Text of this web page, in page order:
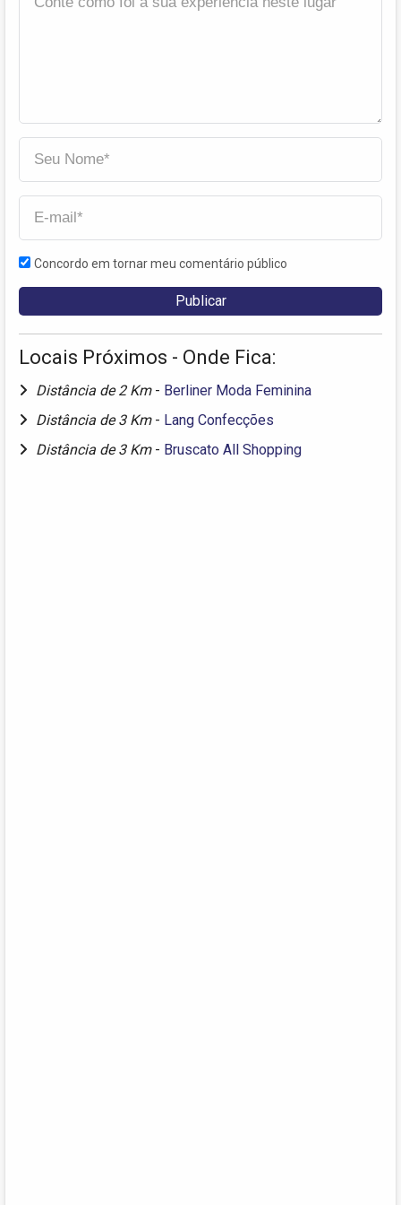
Concordo em tornar meu comentário público
Locais Próximos - Onde Fica:
Distância de 2 Km - Berliner Moda Feminina
Distância de 3 Km - Lang Confecções
Distância de 3 Km - Bruscato All Shopping